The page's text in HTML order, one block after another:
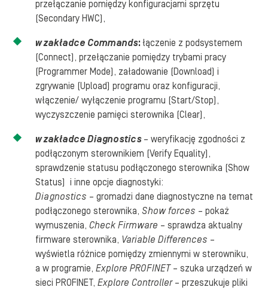
przełączanie pomiędzy konfiguracjami sprzętu
(Secondary HWC),
w zakładce Commands: łączenie z podsystemem
(Connect), przełączanie pomiędzy trybami pracy
(Programmer Mode), załadowanie (Download) i
zgrywanie (Upload) programu oraz konfiguracji,
włączenie/ wyłączenie programu (Start/Stop),
wyczyszczenie pamięci sterownika (Clear),
w zakładce Diagnostics – weryfikację zgodności z
podłączonym sterownikiem (Verify Equality),
sprawdzenie statusu podłączonego sterownika (Show
Status) i inne opcje diagnostyki:
Diagnostics – gromadzi dane diagnostyczne na temat
podłączonego sterownika, Show forces – pokaż
wymuszenia, Check Firmware – sprawdza aktualny
firmware sterownika, Variable Differences –
wyświetla różnice pomiędzy zmiennymi w sterowniku,
a w programie, Explore PROFINET– szuka urządzeń w
sieci PROFINET, Explore Controller– przeszukuje pliki